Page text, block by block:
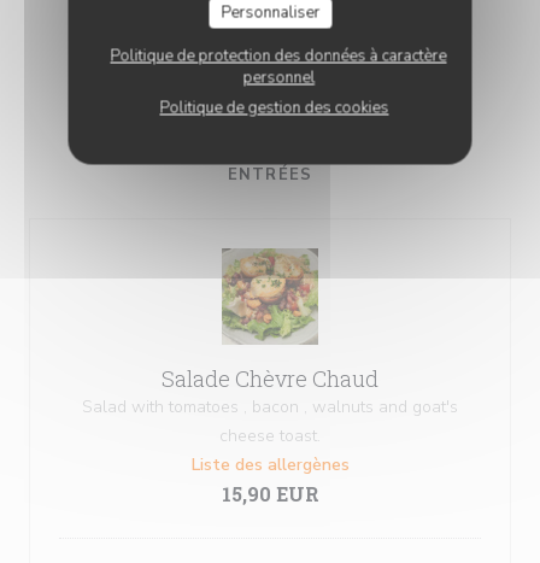
Personnaliser
Politique de protection des données à caractère
personnel
Politique de gestion des cookies
NOS PLATS
ENTRÉES
Salade Chèvre Chaud
Salad with tomatoes , bacon , walnuts and goat's
cheese toast.
Liste des allergènes
15,90 EUR